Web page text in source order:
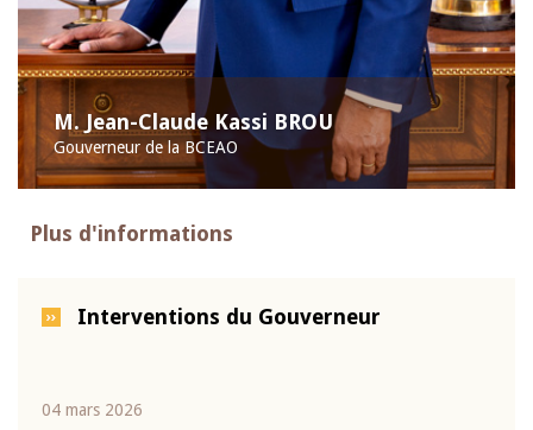
M. Jean-Claude Kassi BROU
Gouverneur de la BCEAO
Plus d'informations
Interventions du Gouverneur
04 mars 2026